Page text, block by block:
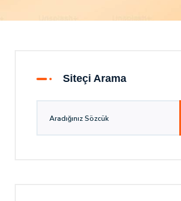
Siteçi Arama